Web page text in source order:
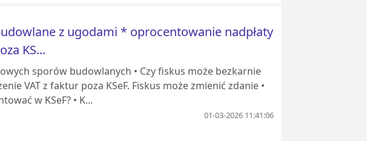
z ugodami * oprocentowanie nadpłaty
KS...
sporów budowlanych • Czy fiskus może bezkarnie
VAT z faktur poza KSeF. Fiskus może zmienić zdanie •
w KSeF? • K...
01-03-2026 11:41:06